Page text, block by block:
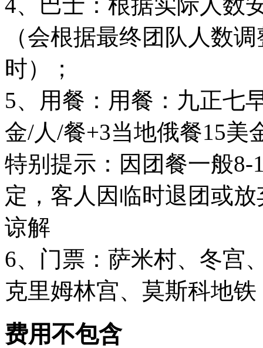
（会根据最终团队人数
时）；
5、用餐：用餐：九正七
金/人/餐+3当地俄餐15美
特别提示：因团餐一般
定，客人因临时退团或
谅解
6、门票：萨米村、冬宫
克里姆林宫、莫斯科地
费用不包含